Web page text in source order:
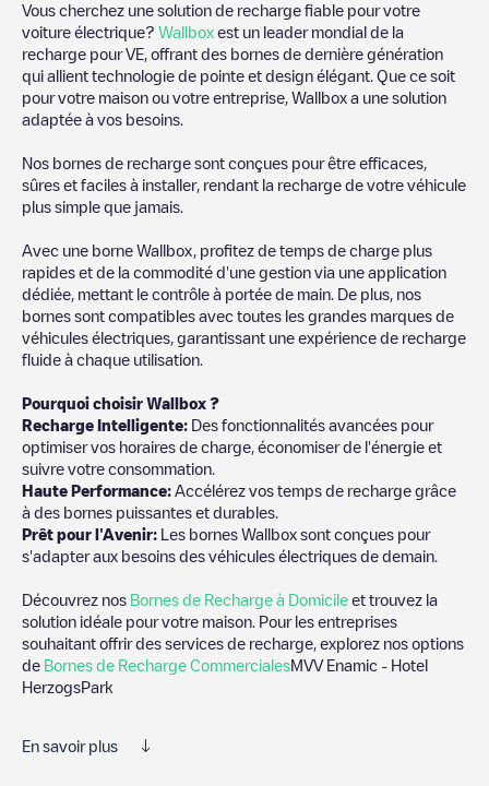
Vous cherchez une solution de recharge fiable pour votre
voiture électrique? Wallbox est un leader mondial de la
recharge pour VE, offrant des bornes de dernière génération
qui allient technologie de pointe et design élégant. Que ce soit
pour votre maison ou votre entreprise, Wallbox a une solution
adaptée à vos besoins.
Nos bornes de recharge sont conçues pour être efficaces,
sûres et faciles à installer, rendant la recharge de votre véhicule
plus simple que jamais.
Avec une borne Wallbox, profitez de temps de charge plus
rapides et de la commodité d'une gestion via une application
dédiée, mettant le contrôle à portée de main. De plus, nos
bornes sont compatibles avec toutes les grandes marques de
véhicules électriques, garantissant une expérience de recharge
fluide à chaque utilisation.
Pourquoi choisir Wallbox ?
Recharge Intelligente: Des fonctionnalités avancées pour
optimiser vos horaires de charge, économiser de l'énergie et
suivre votre consommation.
Haute Performance: Accélérez vos temps de recharge grâce
à des bornes puissantes et durables.
Prêt pour l'Avenir: Les bornes Wallbox sont conçues pour
s'adapter aux besoins des véhicules électriques de demain.
Découvrez nos Bornes de Recharge à Domicile et trouvez la
solution idéale pour votre maison. Pour les entreprises
souhaitant offrir des services de recharge, explorez nos options
de Bornes de Recharge CommercialesMVV Enamic - Hotel
HerzogsPark
En savoir plus